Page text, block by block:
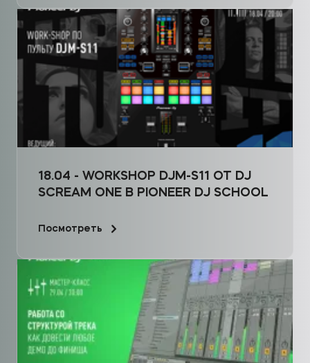
18.04 - WORKSHOP DJM-S11 ОТ DJ
SCREAM ONE В PIONEER DJ SCHOOL
Посмотреть